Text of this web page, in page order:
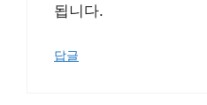
됩니다.
답글